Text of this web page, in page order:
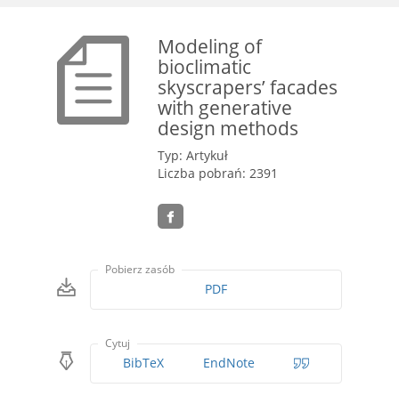
Modeling of
bioclimatic
skyscrapers’ facades
with generative
design methods
Typ: Artykuł
Liczba pobrań: 2391
Pobierz zasób
PDF
Cytuj
BibTeX EndNote